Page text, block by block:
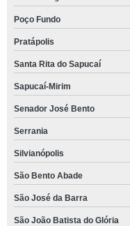
Poço Fundo
Pratápolis
Santa Rita do Sapucaí
Sapucaí-Mirim
Senador José Bento
Serrania
Silvianópolis
São Bento Abade
São José da Barra
São João Batista do Glória